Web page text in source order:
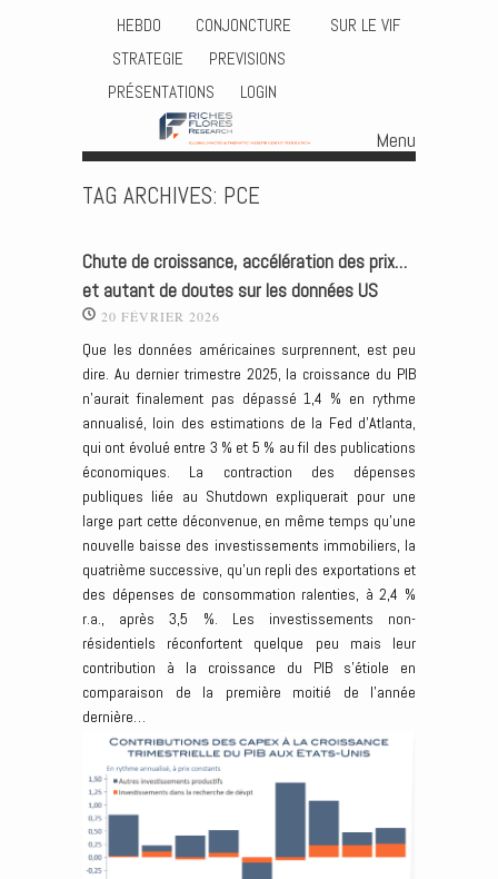
HEBDO CONJONCTURE
SUR LE VIF
STRATEGIE
PREVISIONS
PRÉSENTATIONS
LOGIN
Menu
TAG ARCHIVES: PCE
Chute de croissance, accélération des prix…
et autant de doutes sur les données US
20 FÉVRIER 2026
Que les données américaines surprennent, est peu
dire. Au dernier trimestre 2025, la croissance du PIB
n’aurait finalement pas dépassé 1,4 % en rythme
annualisé, loin des estimations de la Fed d’Atlanta,
qui ont évolué entre 3 % et 5 % au fil des publications
économiques. La contraction des dépenses
publiques liée au Shutdown expliquerait pour une
large part cette déconvenue, en même temps qu’une
nouvelle baisse des investissements immobiliers, la
quatrième successive, qu’un repli des exportations et
des dépenses de consommation ralenties, à 2,4 %
r.a., après 3,5 %. Les investissements non-
résidentiels réconfortent quelque peu mais leur
contribution à la croissance du PIB s’étiole en
comparaison de la première moitié de l’année
dernière…